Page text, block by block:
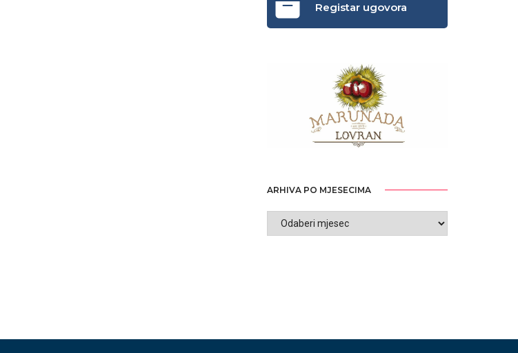
Registar ugovora
ARHIVA PO MJESECIMA
ARHIVA
PO